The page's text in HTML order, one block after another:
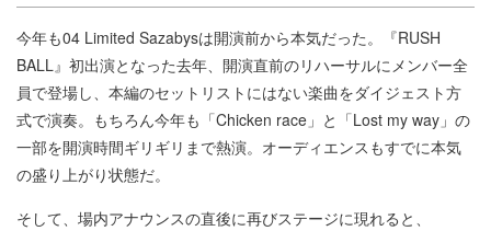
今年も04 Limited Sazabysは開演前から本気だった。『RUSH
BALL』初出演となった去年、開演直前のリハーサルにメンバー全
員で登場し、本編のセットリストにはない楽曲をダイジェスト方
式で演奏。もちろん今年も「Chicken race」と「Lost my way」の
一部を開演時間ギリギリまで熱演。オーディエンスもすでに本気
の盛り上がり状態だ。
そして、場内アナウンスの直後に再びステージに現れると、